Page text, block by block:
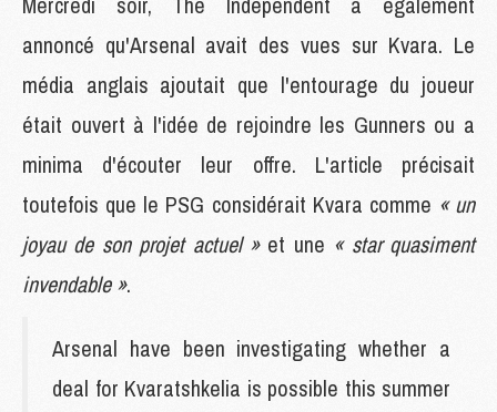
annoncé qu'Arsenal avait des vues sur Kvara. Le
média anglais ajoutait que l'entourage du joueur
était ouvert à l'idée de rejoindre les Gunners ou a
minima d'écouter leur offre. L'article précisait
toutefois que le PSG considérait Kvara comme « un
joyau de son projet actuel »et une « star quasiment
invendable ».
Arsenal have been investigating whether a
deal for Kvaratshkelia is possible this summer